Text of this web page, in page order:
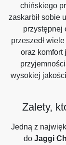
chińskiego
zaskarbił sobie
przystępnej
przeszedł
oraz komfort
wysokiej
Zalety,
Jedną z
do Jaggi